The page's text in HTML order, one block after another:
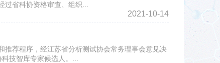
省科协资格审查、组织...
2021-10-14
荐程序，经江苏省分析测试协会常务理事会意见决
技智库专家候选人。...